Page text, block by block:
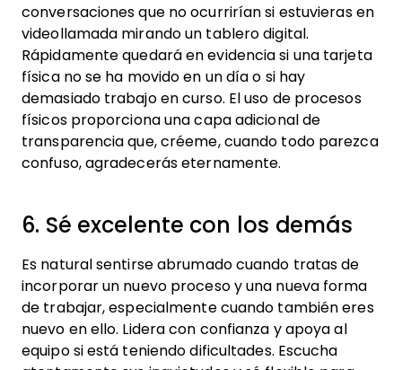
conversaciones que no ocurrirían si estuvieras en
videollamada mirando un tablero digital.
Rápidamente quedará en evidencia si una tarjeta
física no se ha movido en un día o si hay
demasiado trabajo en curso. El uso de procesos
físicos proporciona una capa adicional de
transparencia que, créeme, cuando todo parezca
confuso, agradecerás eternamente.
6. Sé excelente con los demás
Es natural sentirse abrumado cuando tratas de
incorporar un nuevo proceso y una nueva forma
de trabajar, especialmente cuando también eres
nuevo en ello. Lidera con confianza y apoya al
equipo si está teniendo dificultades. Escucha